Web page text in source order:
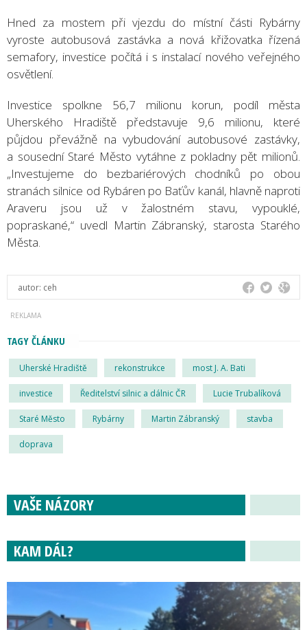
Hned za mostem při vjezdu do místní části Rybárny
vyroste autobusová zastávka a nová křižovatka řízená
semafory, investice počítá i s instalací nového veřejného
osvětlení.
Investice spolkne 56,7 milionu korun, podíl města
Uherského Hradiště představuje 9,6 milionu, které
půjdou převážně na vybudování autobusové zastávky,
a sousední Staré Město vytáhne z pokladny pět milionů.
„Investujeme do bezbariérových chodníků po obou
stranách silnice od Rybáren po Baťův kanál, hlavně naproti
Araveru jsou už v žalostném stavu, vypouklé,
popraskané,“ uvedl Martin Zábranský, starosta Starého
Města.
autor: ceh
TAGY ČLÁNKU
Uherské Hradiště rekonstrukce most J. A. Bati
investice Ředitelství silnic a dálnic ČR Lucie Trubalíková
Staré Město Rybárny Martin Zábranský stavba
doprava
VAŠE NÁZORY
KAM DÁL?